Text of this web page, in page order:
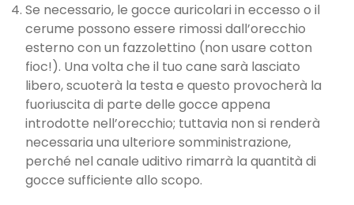
Se necessario, le gocce auricolari in eccesso o il
cerume possono essere rimossi dall’orecchio
esterno con un fazzolettino (non usare cotton
fioc!). Una volta che il tuo cane sarà lasciato
libero, scuoterà la testa e questo provocherà la
fuoriuscita di parte delle gocce appena
introdotte nell’orecchio; tuttavia non si renderà
necessaria una ulteriore somministrazione,
perché nel canale uditivo rimarrà la quantità di
gocce sufficiente allo scopo.